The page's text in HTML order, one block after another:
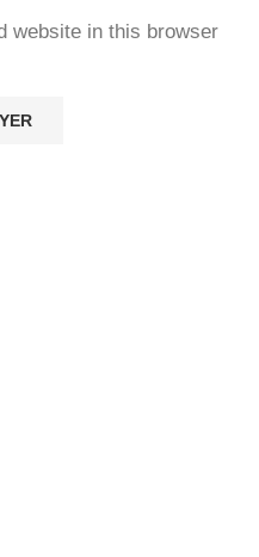
website in this browser